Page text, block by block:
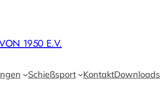
1950 E.V.
Schießsport KontaktDownloads